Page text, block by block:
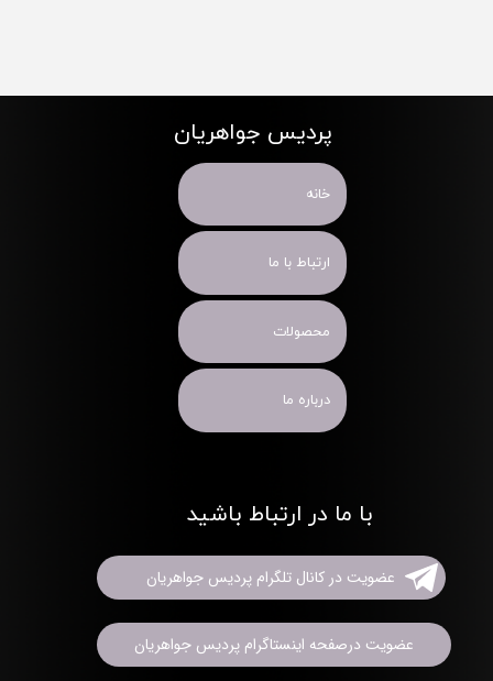
پردیس جواهریان
خانه
ارتباط با ما
محصولات
درباره ما
با ما در ارتباط باشید
عضویت در کانال تلگرام پردیس جواهریان
عضویت درصفحه اینستاگرام پردیس جواهریان